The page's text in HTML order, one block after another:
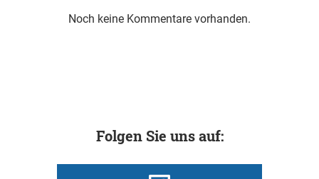
Noch keine Kommentare vorhanden.
Folgen Sie uns auf: